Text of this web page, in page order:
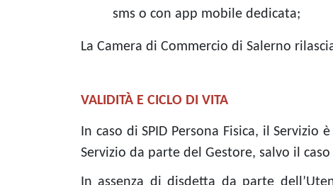
sms o con app mobile dedicata;
La Camera di Commercio di Salerno
VALIDITÀ E CICLO DI VITA
In caso di SPID Persona Fisica, il
Servizio da parte del Gestore, salvo il
In assenza di disdetta da parte